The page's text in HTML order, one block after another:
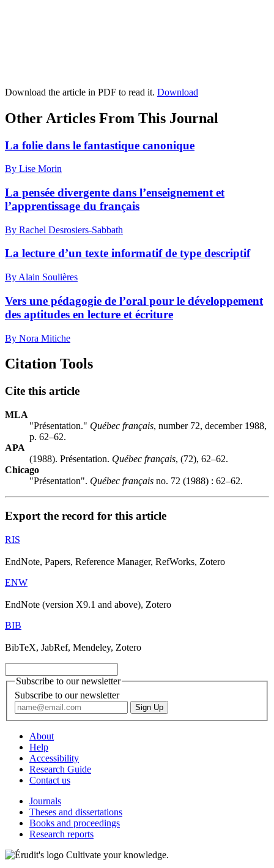
Download the article in PDF to read it. Download
Other Articles From This Journal
La folie dans le fantastique canonique
By Lise Morin
La pensée divergente dans l’enseignement et
l’apprentissage du français
By Rachel Desrosiers-Sabbath
La lecture d’un texte informatif de type descriptif
By Alain Soulières
Vers une pédagogie de l’oral pour le développement
des aptitudes en lecture et écriture
By Nora Mitiche
Citation Tools
Cite this article
MLA
"Présentation." Québec français, number 72, december 1988,
p. 62–62.
APA
(1988). Présentation. Québec français, (72), 62–62.
Chicago
"Présentation". Québec français no. 72 (1988) : 62–62.
Export the record for this article
RIS
EndNote, Papers, Reference Manager, RefWorks, Zotero
ENW
EndNote (version X9.1 and above), Zotero
BIB
BibTeX, JabRef, Mendeley, Zotero
Subscribe to our newsletter
Subscribe to our newsletter
About
Help
Accessibility
Research Guide
Contact us
Journals
Theses and dissertations
Books and proceedings
Research reports
Cultivate your knowledge.